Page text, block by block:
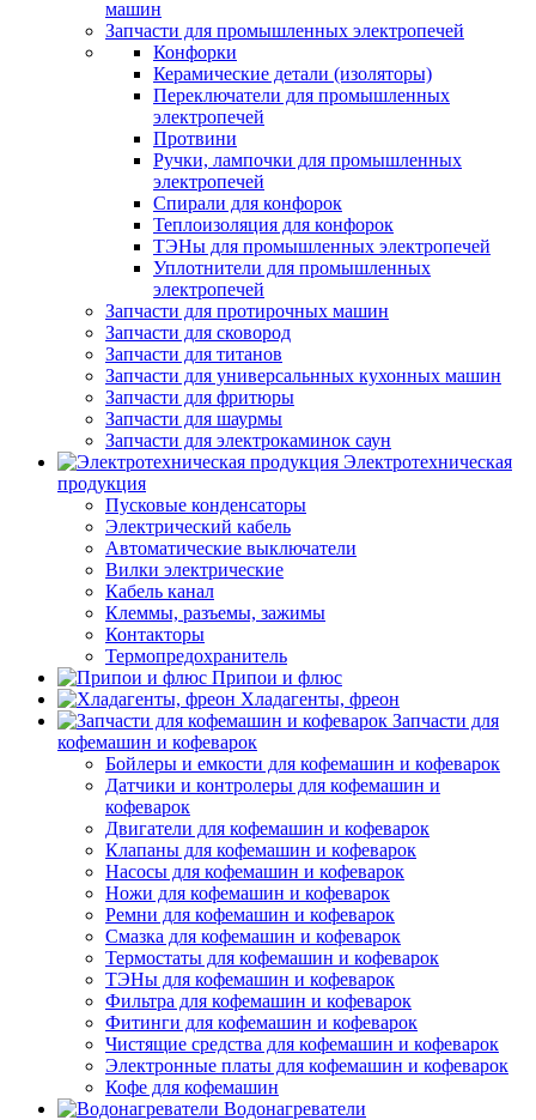
машин
Запчасти для промышленных электропечей
Конфорки
Керамические детали (изоляторы)
Переключатели для промышленных
электропечей
Протвини
Ручки, лампочки для промышленных
электропечей
Спирали для конфорок
Теплоизоляция для конфорок
ТЭНы для промышленных электропечей
Уплотнители для промышленных
электропечей
Запчасти для протирочных машин
Запчасти для сковород
Запчасти для титанов
Запчасти для универсальнных кухонных машин
Запчасти для фритюры
Запчасти для шаурмы
Запчасти для электрокаминок саун
Электротехническая
продукция
Пусковые конденсаторы
Электрический кабель
Автоматические выключатели
Вилки электрические
Кабель канал
Клеммы, разъемы, зажимы
Контакторы
Термопредохранитель
Припои и флюс
Хладагенты, фреон
Запчасти для
кофемашин и кофеварок
Бойлеры и емкости для кофемашин и кофеварок
Датчики и контролеры для кофемашин и
кофеварок
Двигатели для кофемашин и кофеварок
Клапаны для кофемашин и кофеварок
Насосы для кофемашин и кофеварок
Ножи для кофемашин и кофеварок
Ремни для кофемашин и кофеварок
Смазка для кофемашин и кофеварок
Термостаты для кофемашин и кофеварок
ТЭНы для кофемашин и кофеварок
Фильтра для кофемашин и кофеварок
Фитинги для кофемашин и кофеварок
Чистящие средства для кофемашин и кофеварок
Электронные платы для кофемашин и кофеварок
Кофе для кофемашин
Водонагреватели